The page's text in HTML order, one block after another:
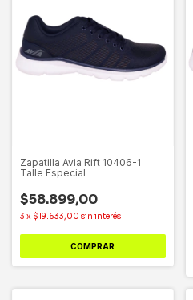
Zapatilla Avia Rift 10406-1
Talle Especial
$58.899,00
3 x $19.633,00 sin interés
COMPRAR